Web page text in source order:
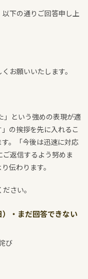
下の通りご回答申し上
お願いいたします。
」という強めの表現が適
の挨拶を先に入れるこ
。「今後は迅速に対応
返信するよう努めま
伝わります。
さい。
・まだ回答できない
び